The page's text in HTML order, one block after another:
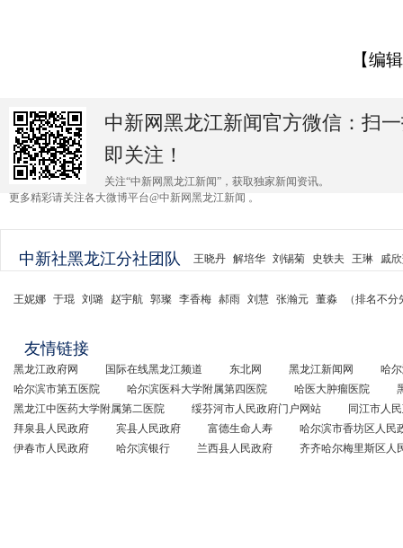
【编
中新网黑龙江新闻官方微信：扫
即关注！
关注“中新网黑龙江新闻”，获取独家新闻资讯。
更多精彩请关注各大微博平台@中新网黑龙江新闻 。
中新社黑龙江分社团队 王晓丹 解培华 刘锡菊 史轶夫 王琳 戚
王妮娜 于琨 刘璐 赵宇航 郭璨 李香梅 郝雨 刘慧 张瀚元 董淼 （排名不
友情链接
黑龙江政府网 国际在线黑龙江频道 东北网 黑龙江新闻网
哈
哈尔滨市第五医院
哈尔滨医科大学附属第四医院 哈医大肿瘤医院
黑龙江中医药大学附属第二医院
绥芬河市人民政府门户网站
同江市人
拜泉县人民政府
宾县人民政府 富德生命人寿
哈尔滨市香坊区人民
伊春市人民政府
哈尔滨银行 兰西县人民政府 齐齐哈尔梅里斯区人